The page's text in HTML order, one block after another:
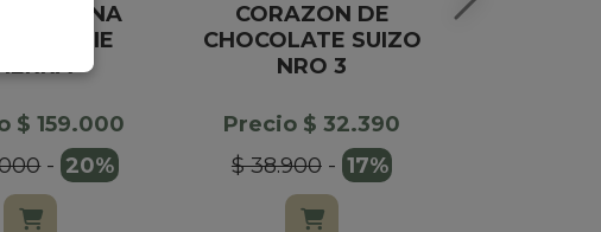
FORTUNA
SERIE
$ 159.000
- 20%
CORAZON DE
CHOCOLATE SUIZO
NRO 3
Precio $ 32.390
$ 38.900- 17%